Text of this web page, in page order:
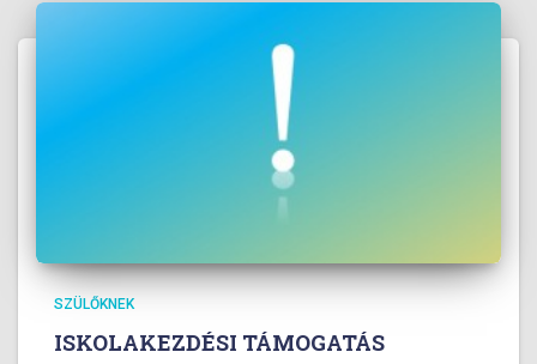
SZÜLŐKNEK
ISKOLAKEZDÉSI TÁMOGATÁS